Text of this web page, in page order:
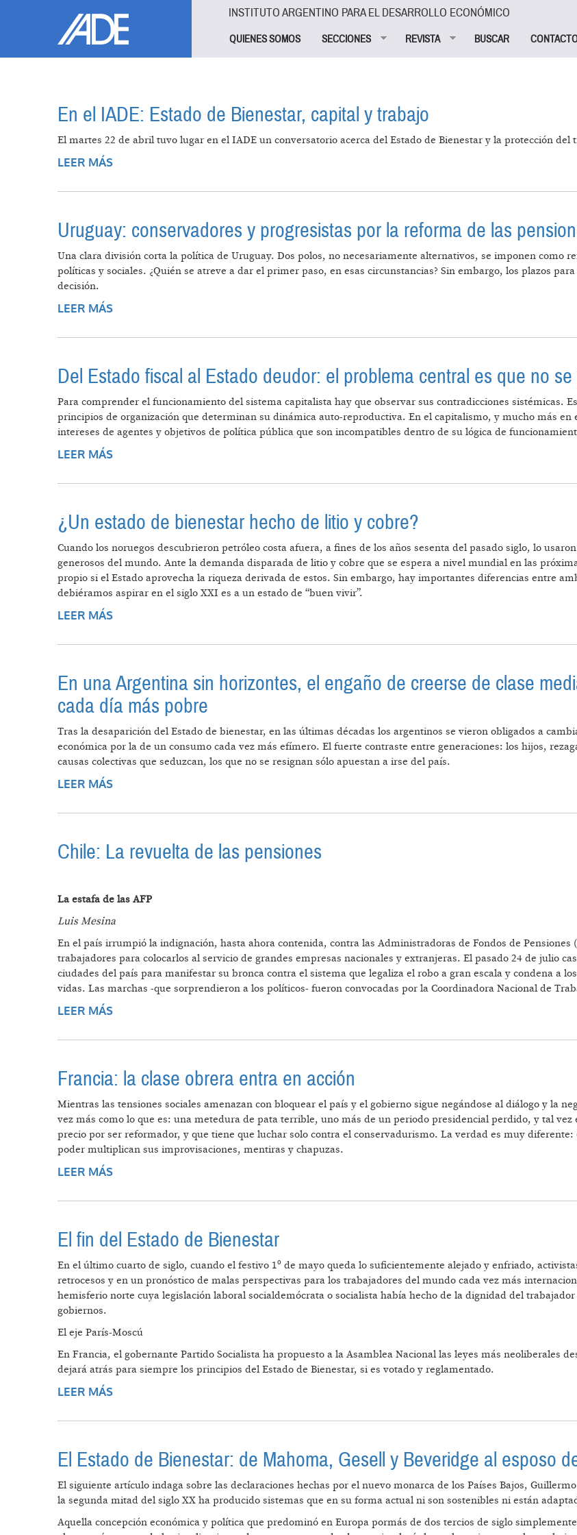
INSTITUTO ARGENTINO PARA EL DESARROLLO ECONÓMICO
QUIENES SOMOS SECCIONES REVISTA BUSCAR
En el IADE: Estado de Bienestar, capital y trabajo
El martes 22 de abril tuvo lugar en el IADE un conversatorio acerca del Estado de Bienestar y la protección del
LEER MÁS
Uruguay: conservadores y progresistas por la reforma de las
Una clara división corta la política de Uruguay. Dos polos, no necesariamente alternativos, se imponen como
políticas y sociales. ¿Quién se atreve a dar el primer paso, en esas circunstancias? Sin embargo, los plazos
decisión.
LEER MÁS
Del Estado fiscal al Estado deudor: el problema central es que no
Para comprender el funcionamiento del sistema capitalista hay que observar sus contradicciones sistémicas.
principios de organización que determinan su dinámica auto-reproductiva. En el capitalismo, y mucho más
intereses de agentes y objetivos de política pública que son incompatibles dentro de su lógica de
LEER MÁS
¿Un estado de bienestar hecho de litio y cobre?
Cuando los noruegos descubrieron petróleo costa afuera, a fines de los años sesenta del pasado siglo, lo
generosos del mundo. Ante la demanda disparada de litio y cobre que se espera a nivel mundial en las
propio si el Estado aprovecha la riqueza derivada de estos. Sin embargo, hay importantes diferencias entre
debiéramos aspirar en el siglo XXI es a un estado de “buen vivir”.
LEER MÁS
En una Argentina sin horizontes, el engaño de creerse de clase
cada día más pobre
Tras la desaparición del Estado de bienestar, en las últimas décadas los argentinos se vieron obligados a
económica por la de un consumo cada vez más efímero. El fuerte contraste entre generaciones: los hijos,
causas colectivas que seduzcan, los que no se resignan sólo apuestan a irse del país.
LEER MÁS
Chile: La revuelta de las pensiones
La estafa de las AFP
Luis Mesina
En el país irrumpió la indignación, hasta ahora contenida, contra las Administradoras de Fondos de Pensiones
trabajadores para colocarlos al servicio de grandes empresas nacionales y extranjeras. El pasado 24 de julio
ciudades del país para manifestar su bronca contra el sistema que legaliza el robo a gran escala y condena a
vidas. Las marchas -que sorprendieron a los políticos- fueron convocadas por la Coordinadora Nacional de
LEER MÁS
Francia: la clase obrera entra en acción
Mientras las tensiones sociales amenazan con bloquear el país y el gobierno sigue negándose al diálogo y la
vez más como lo que es: una metedura de pata terrible, uno más de un periodo presidencial perdido, y tal
precio por ser reformador, y que tiene que luchar solo contra el conservadurismo. La verdad es muy
poder multiplican sus improvisaciones, mentiras y chapuzas.
LEER MÁS
El fin del Estado de Bienestar
En el último cuarto de siglo, cuando el festivo 1º de mayo queda lo suficientemente alejado y enfriado,
retrocesos y en un pronóstico de malas perspectivas para los trabajadores del mundo cada vez más
hemisferio norte cuya legislación laboral socialdemócrata o socialista había hecho de la dignidad del
gobiernos.
El eje París-Moscú
En Francia, el gobernante Partido Socialista ha propuesto a la Asamblea Nacional las leyes más neoliberales
dejará atrás para siempre los principios del Estado de Bienestar, si es votado y reglamentado.
LEER MÁS
El Estado de Bienestar: de Mahoma, Gesell y Beveridge al esposo
El siguiente artículo indaga sobre las declaraciones hechas por el nuevo monarca de los Países Bajos,
la segunda mitad del siglo XX ha producido sistemas que en su forma actual ni son sostenibles ni están
Aquella concepción económica y política que predominó en Europa pormás de dos tercios de siglo